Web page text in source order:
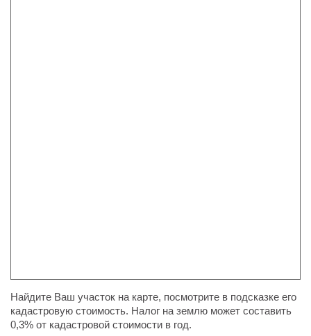
Найдите Ваш участок на карте, посмотрите в подсказке его
кадастровую стоимость. Налог на землю может составить
0,3% от кадастровой стоимости в год.